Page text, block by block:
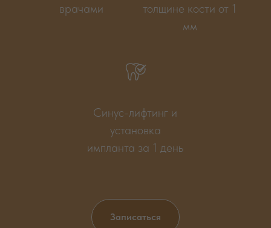
врачами
толщине кости от 1
мм
Синус-лифтинг и
установка
импланта за 1 день
Записаться